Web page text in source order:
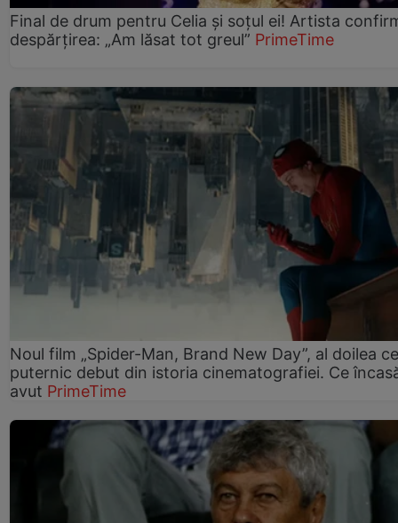
Final de drum pentru Celia și soțul ei! Artista
despărțirea: „Am lăsat tot greul” PrimeTime
Noul film „Spider-Man, Brand New Day”, al doilea
puternic debut din istoria cinematografiei. Ce
avut PrimeTime